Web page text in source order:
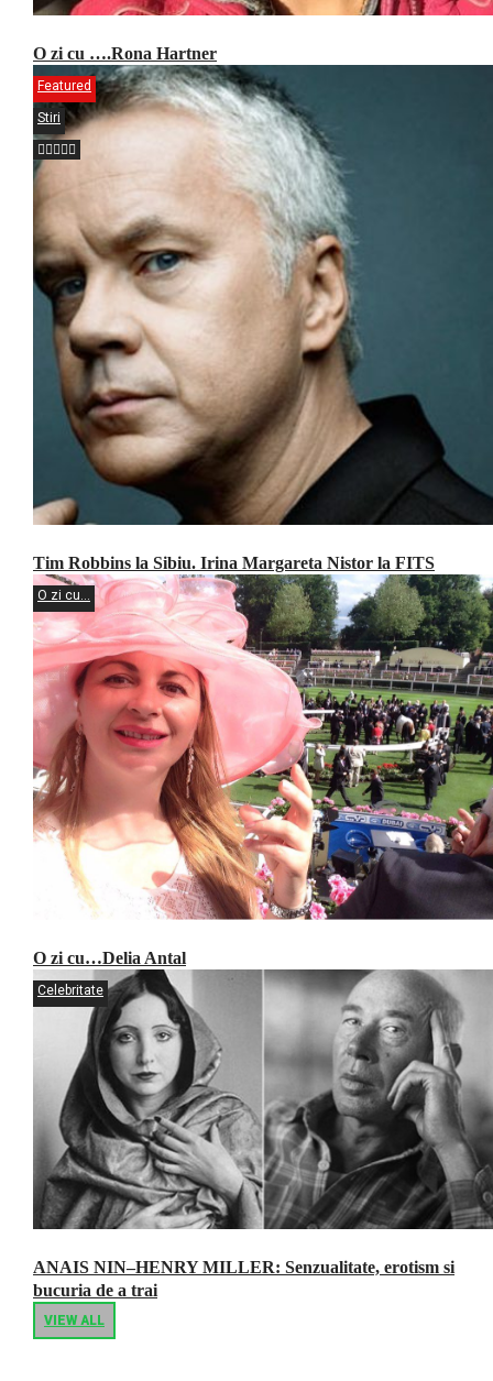
O zi cu ….Rona Hartner
Featured
Stiri
Tim Robbins la Sibiu. Irina Margareta Nistor la FITS
O zi cu...
O zi cu…Delia Antal
Celebritate
ANAIS NIN–HENRY MILLER: Senzualitate, erotism si
bucuria de a trai
VIEW ALL